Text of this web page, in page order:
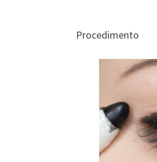
Procedimento